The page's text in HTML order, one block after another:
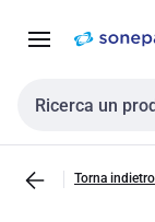
navigazione alla
Cerca input
Torna indietro